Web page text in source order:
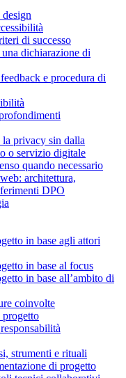
di successo
dichiarazione di
e procedura di
la privacy sin dalla
o servizio digitale
quando necessario
architettura,
DPO
in base agli attori
in base al focus
in base all’ambito di
coinvolte
strumenti e rituali
di progetto